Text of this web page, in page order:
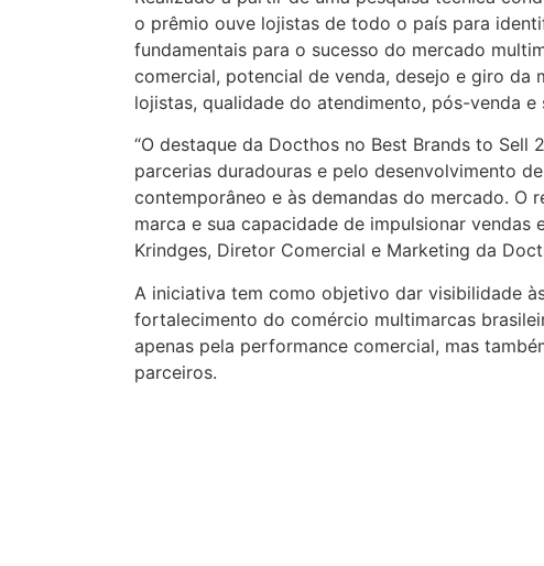
o prêmio ouve lojistas de todo o país para
fundamentais para o sucesso do mercado
comercial, potencial de venda, desejo e giro da
lojistas, qualidade do atendimento, pós-venda
“O destaque da Docthos no Best Brands to
parcerias duradouras e pelo desenvolvimento
contemporâneo e às demandas do mercado. O
marca e sua capacidade de impulsionar
Krindges, Diretor Comercial e Marketing da
A iniciativa tem como objetivo dar visibilidade
fortalecimento do comércio multimarcas
apenas pela performance comercial, mas
parceiros.